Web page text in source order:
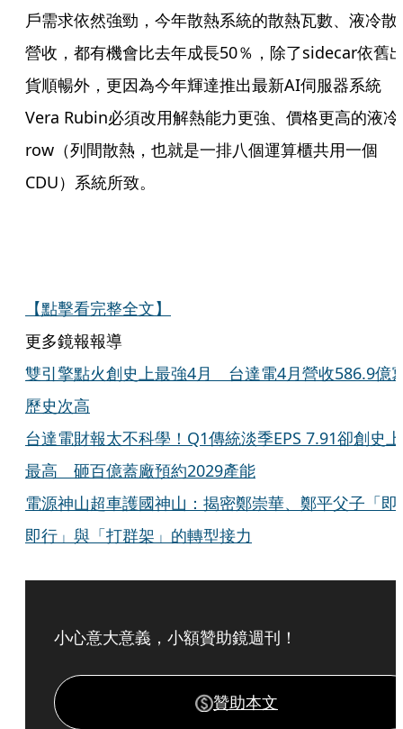
戶需求依然強勁，今年散熱系統的散熱瓦數、液冷散
營收，都有機會比去年成長50％，除了sidecar依舊
貨順暢外，更因為今年輝達推出最新AI伺服器系統
Vera Rubin必須改用解熱能力更強、價格更高的液
row（列間散熱，也就是一排八個運算櫃共用一個
CDU）系統所致。
【點擊看完整全文】
更多鏡報報導
雙引擎點火創史上最強4月 台達電4月營收586.9億
歷史次高
台達電財報太不科學！Q1傳統淡季EPS 7.91卻創史上
最高 砸百億蓋廠預約2029產能
電源神山超車護國神山：揭密鄭崇華、鄭平父子「即
即行」與「打群架」的轉型接力
小心意大意義，小額贊助鏡週刊！
贊助本文